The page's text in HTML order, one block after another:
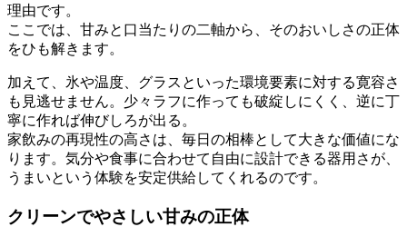
理由です。
ここでは、甘みと口当たりの二軸から、そのおいしさの正体
をひも解きます。
加えて、氷や温度、グラスといった環境要素に対する寛容さ
も見逃せません。少々ラフに作っても破綻しにくく、逆に丁
寧に作れば伸びしろが出る。
家飲みの再現性の高さは、毎日の相棒として大きな価値にな
ります。気分や食事に合わせて自由に設計できる器用さが、
うまいという体験を安定供給してくれるのです。
クリーンでやさしい甘みの正体